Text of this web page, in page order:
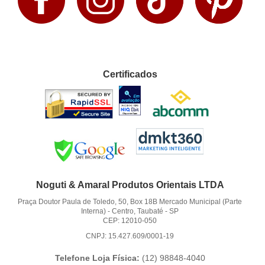
Certificados
Noguti & Amaral Produtos Orientais LTDA
Praça Doutor Paula de Toledo, 50, Box 18B Mercado Municipal (Parte
Interna) -Centro, Taubaté -SP
CEP: 12010-050
CNPJ: 15.427.609/0001-19
Telefone Loja Física: (12) 98848-4040